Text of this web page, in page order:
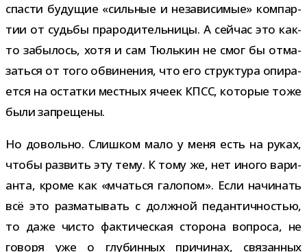
спа­сти буду­щие «силь­ные и неза­ви­си­мые» ком­пар­
тии от судьбы пра­ро­ди­тель­ницы. А сей­час это как-​
то забы­лось, хотя и сам Тюлькин не смог бы отма­
заться от того обви­не­ния, что его струк­тура опи­ра­
ется на остатки мест­ных ячеек КПСС, кото­рые тоже
были запрещены.
Но довольно. Слишком мало у меня есть на руках,
чтобы раз­вить эту тему. К тому же, нет иного вари­
анта, кроме как «мчаться гало­пом». Если начи­нать
всё это раз­ма­ты­вать с долж­ной педан­тич­но­стью,
то даже чисто фак­ти­че­ская сто­рона вопроса, не
говоря уже о глу­бин­ных при­чи­нах, свя­зан­ных